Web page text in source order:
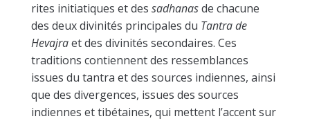
rites initiatiques et des sadhanasde chacune
des deux divinités principales du Tantra de
Hevajraet des divinités secondaires. Ces
traditions contiennent des ressemblances
issues du tantra et des sources indiennes, ainsi
que des divergences, issues des sources
indiennes et tibétaines, qui mettent l’accent sur